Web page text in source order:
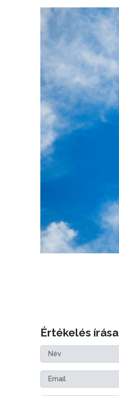
Értékelés írása